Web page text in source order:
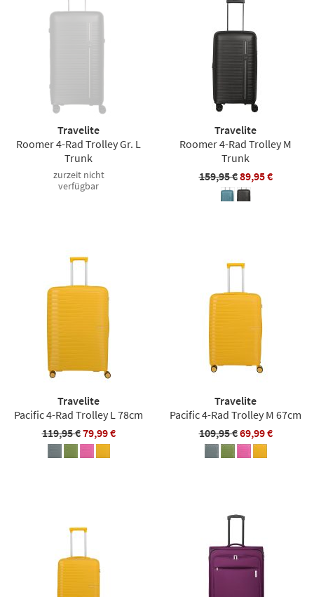
Travelite
Roomer 4-Rad Trolley Gr. L
Trunk
zurzeit nicht
verfügbar
Travelite
Roomer 4-Rad Trolley M
Trunk
159,95 €89,95 €
Travelite
Pacific 4-Rad Trolley L 78cm
119,95 €79,99 €
Travelite
Pacific 4-Rad Trolley M 67cm
109,95 €69,99 €